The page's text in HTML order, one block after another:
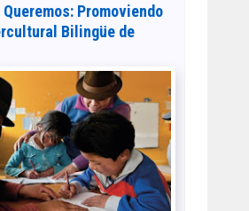
Promoviendo
Bilingüe de